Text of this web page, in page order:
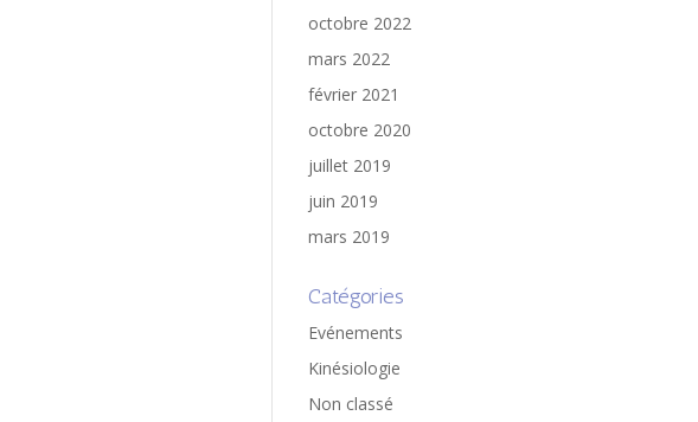
octobre 2022
mars 2022
février 2021
octobre 2020
juillet 2019
juin 2019
mars 2019
Catégories
Evénements
Kinésiologie
Non classé